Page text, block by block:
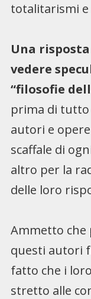
totalitarismi e
Una
vedere
“filosofie
prima di tutto
autori e
scaffale di
altro per la
delle loro
Ammetto che
questi autori
fatto che i
stretto alle